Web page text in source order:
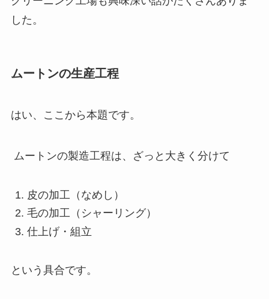
した。
ムートンの生産工程
はい、ここから本題です。
ムートンの製造工程は、ざっと大きく分けて
皮の加工（なめし）
毛の加工（シャーリング）
仕上げ・組立
という具合です。